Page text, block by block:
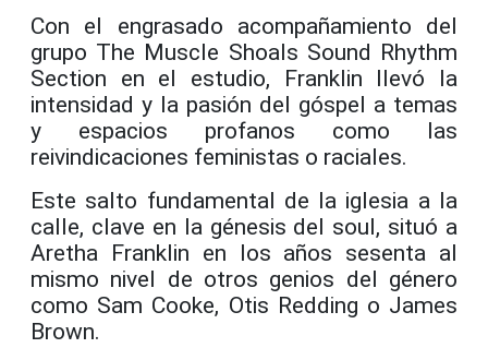
Con el engrasado acompañamiento del
grupo The Muscle Shoals Sound Rhythm
Section en el estudio, Franklin llevó la
intensidad y la pasión del góspel a temas
y espacios profanos como las
reivindicaciones feministas o raciales.
Este salto fundamental de la iglesia a la
calle, clave en la génesis del soul, situó a
Aretha Franklin en los años sesenta al
mismo nivel de otros genios del género
como Sam Cooke, Otis Redding o James
Brown.